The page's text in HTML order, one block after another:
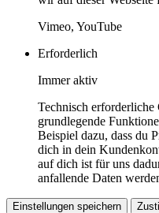
Vimeo, YouTube
Erforderlich
Immer aktiv
Technisch erforderliche
grundlegende
Beispiel dazu, dass du
dich in dein
auf dich ist für uns
anfallende Daten
Einstellungen speichern